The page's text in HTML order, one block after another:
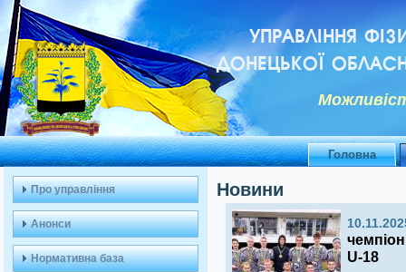
УПРАВЛІННЯ
ДОНЕЦЬКОЇ
Головна
Про управління
Анонси
Нормативна база
Новини
чемпіон
U-18